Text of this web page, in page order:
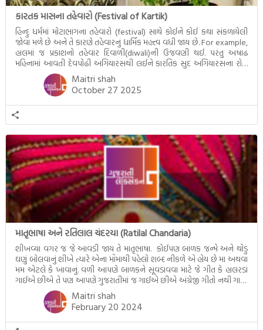
કારતક માસના તહેવારો (Festival of Kartik)
હિન્દુ ધર્મમાં મોટાભાગના તહેવારો (festival) સાથે કોઈને કોઈ કથા સંકળાયેલી
જોવા મળે છે અને તે કારણે તહેવારનું ધાર્મિક મહત્ત્વ વધી જાય છે. For example,
હાલમાં જ પ્રકાશનો તહેવાર દિવાળી(diwali)ની ઉજવણી થઈ. પરંતુ અષાઢ
મહિનામાં આવતી દેવપોઢી અગિયારસથી લઈને કારતિક સુદ અગિયારસના રોજ
આવતી દેવ ઊઠી અગિયારસ વચ્ચે મોટેભાગે યજ્ઞોપવીત સંસ્કાર, લગ્ન,
દીક્ષાગ્રહણ, યજ્ઞ, ગૃહપ્રવેશ જેવા […]
Maitri shah
October 27 2025
માતૃભાષા અને રતિલાલ ચંદરયા (Ratilal Chandaria)
શીખવ્યા વગર જ જે આવડી જાય તે માતૃભાષા. કોઈપણ બાળક જન્મે અને થોડું
ઘણું બોલવાનું શીખે ત્યારે એના મોંમાથી પહેલો શબ્દ નીકળે એ હોય છે મા અથવા
મમ એટલે કે ખાવાનું. વળી આપણે બાળકને સૂવડાવવા માટે જે ગીત કે હાલરડાં
ગાઈએ છીએ તે પણ આપણે ગુજરાતીમાં જ ગાઈએ છીએ અંગ્રેજી ગીતો નથી ગાતા.
આમ બાળકને […]
Maitri shah
February 20 2024